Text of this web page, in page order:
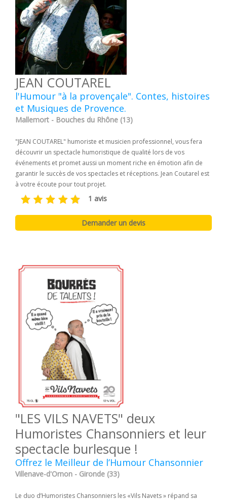
JEAN COUTAREL
l'Humour "à la provençale". Contes, histoires
et Musiques de Provence.
Mallemort - Bouches du Rhône (13)
"JEAN COUTAREL" humoriste et musicien professionnel, vous fera
découvrir un spectacle humoristique de qualité lors de vos
événements et promet aussi un moment riche en émotion afin de
garantir le succès de vos spectacles et réceptions. Jean Coutarel est
à votre écoute pour tout projet.
1 avis
"LES VILS NAVETS" deux
Humoristes Chansonniers et leur
spectacle burlesque !
Offrez le Meilleur de l’Humour Chansonnier
Villenave-d'Ornon - Gironde (33)
Le duo d’Humoristes Chansonniers les «Vils Navets » répand sa